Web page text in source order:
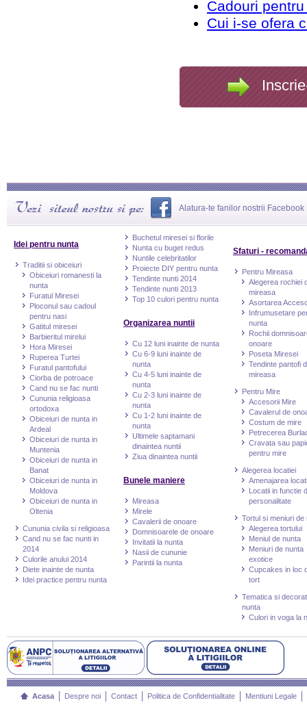
Cadouri
Cui i-se ofera
Alatura-te fanilor nostrii Facebook
Idei pentru nunta
Traditii si obiceiuri
Obiceiuri romanesti la
nunta
Furatul Miresei
Ploconul sau cadoul
pentru nasi
Gatitul miresei
Barbieritul mirelui
Hora Miresei
Ruperea Turtei
Furatul pantofului
Ciorba de potroace
Cand nu se fac nunti
Cununia religioasa
ortodoxa
Obiceiuri de nunta in
Ardeal
Obiceiuri de nunta in
Muntenia
Obiceiuri de nunta in
Banat
Obiceiuri de nunta in
Moldova
Obiceiuri de nunta in
Oltenia
Cununia civila si religioasa
Cand nu se fac nunti in
2014
Culorile anului 2014
Diete inainte de nunta
Idei practice pentru nunta
Buchetul miresei si florile
Nunta cu buget redus
Nuntile celebritatilor
Proiecte DIY pentru nunta
Tendinte nunti 2014
Tendinte nunti 2013
Top 10 culori pentru nunta
Organizarea nuntii
Cu 12 luni inainte de nunta
Cu 6-9 luni inainte de
nunta
Cu 4-5 luni inainte de
nunta
Cu 2-3 luni inainte de
nunta
Cu 1-2 luni inainte de
nunta
Ultimele saptamani
dinaintea nuntii
Ziua dinaintea nuntii
Bunele maniere
Mireasa
Mirele
Cavalerii de onoare
Domnisoarele de onoare
Invitatii la nunta
Nasii de cununie
Parintii la nunta
Sfaturi -
Pentru Mireasa
Alegerea rochiei
mireasa
Asortarea
Infrumusetare
nunta
Rochii
onoare
Poseta Miresei
Tendinte pantofi
mireasa
Pentru Mire
Accesorii Mire
Cavalerul de
Costum de mire
Petrecerea
Cravata sau
pentru mire
Alegerea locatiei
Amenajarea
Locatii in functie
personalitate
Tortul si meniuri de
Alegerea tortului
Meniul de nunta
Meniuri de nunta
exotice
Cupcakes in loc
tort
Tematica si
nunta
Culori in voga la
Acasa Despre noi Contact Politica de Confidentialitate Mentiuni Legale